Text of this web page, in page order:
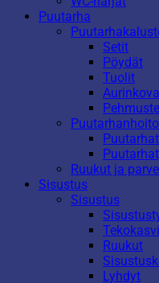
Puutarha
Setit
Pöydät
Tuolit
Puutarhanhoito
Ruukut ja
Sisustus
Sisustus
Ruukut
Lyhdyt